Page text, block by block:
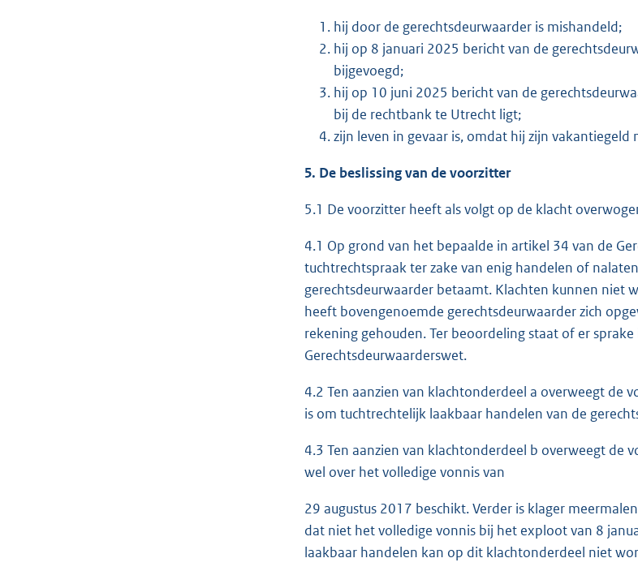
hij door de gerechtsdeurwaarder is mishandeld;
hij op 8 januari 2025 bericht van de
bijgevoegd;
hij op 10 juni 2025 bericht van de
bij de rechtbank te Utrecht ligt;
zijn leven in gevaar is, omdat hij zijn
5. De beslissing van de voorzitter
5.1 De voorzitter heeft als volgt op de klacht
4.1 Op grond van het bepaalde in artikel 34 van de
tuchtrechtspraak ter zake van enig handelen of
gerechtsdeurwaarder betaamt. Klachten kunnen niet
heeft bovengenoemde gerechtsdeurwaarder zich
rekening gehouden. Ter beoordeling staat of er
Gerechtsdeurwaarderswet.
4.2 Ten aanzien van klachtonderdeel a overweegt
is om tuchtrechtelijk laakbaar handelen van de
4.3 Ten aanzien van klachtonderdeel b overweegt
wel over het volledige vonnis van
29 augustus 2017 beschikt. Verder is klager
dat niet het volledige vonnis bij het exploot van 8
laakbaar handelen kan op dit klachtonderdeel niet